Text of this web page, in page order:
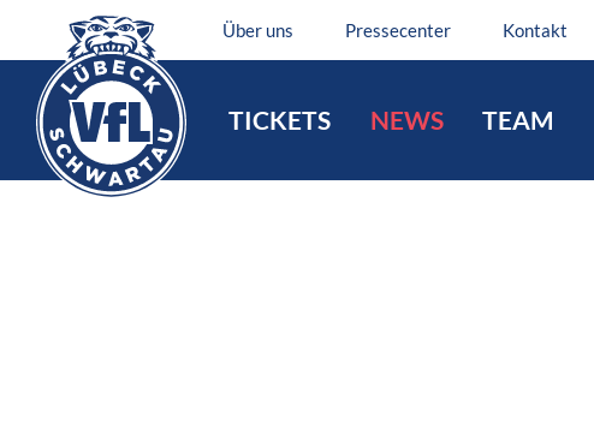
Über uns Pressecenter Kontakt
TICKETS NEWS TEAM